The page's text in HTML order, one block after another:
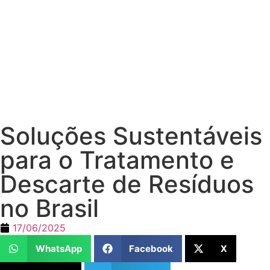
Soluções Sustentáveis
para o Tratamento e
Descarte de Resíduos
no Brasil
17/06/2025
WhatsApp Facebook X